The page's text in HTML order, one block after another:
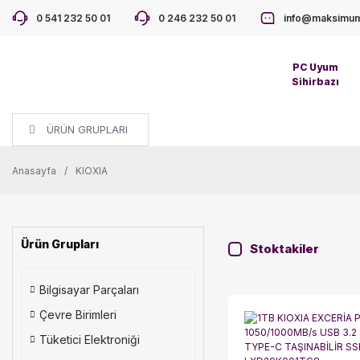
0 541 232 50 01 0 246 232 50 01
PC Uyum
Sihirbazı
ÜRÜN GRUPLARI
Anasayfa KIOXIA
Ürün Grupları
Bilgisayar Parçaları
Çevre Birimleri
Tüketici Elektroniği
Stoktakiler